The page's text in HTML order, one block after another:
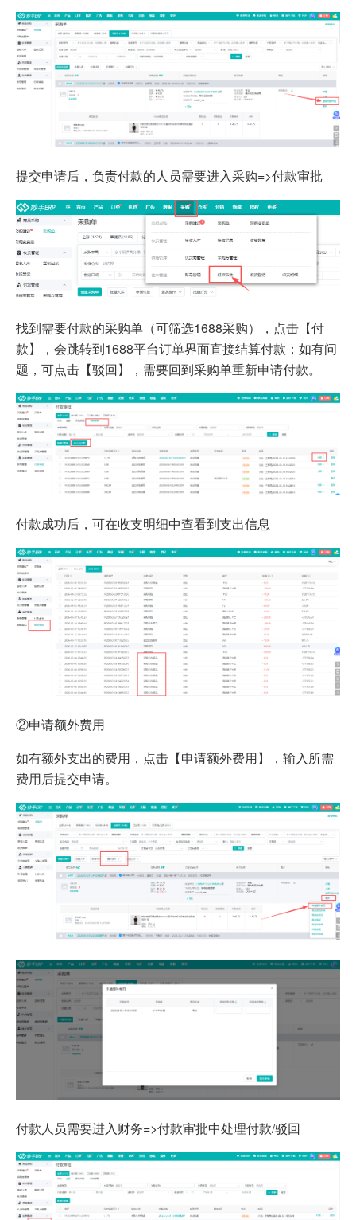
提交申请后，负责付款的人员需要进入采购=>付款审批
找到需要付款的采购单（可筛选1688采购），点击【付
款】，会跳转到1688平台订单界面直接结算付款；如有问
题，可点击【驳回】，需要回到采购单重新申请付款。
付款成功后，可在收支明细中查看到支出信息
②申请额外费用
如有额外支出的费用，点击【申请额外费用】，输入所需
费用后提交申请。
付款人员需要进入财务=>付款审批中处理付款/驳回